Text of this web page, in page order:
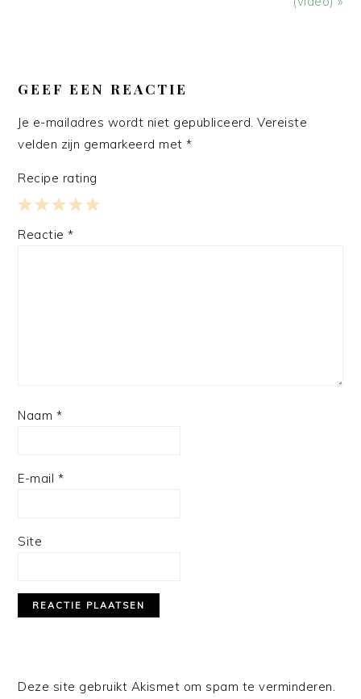
INTERACTIES
GEEF EEN REACTIE
Je e-mailadres wordt niet gepubliceerd. Vereiste
velden zijn gemarkeerd met*
Recipe rating
4
3
2
1
Reactie*
Naam *
E-mail *
Site
Deze site gebruikt Akismet om spam te verminderen.